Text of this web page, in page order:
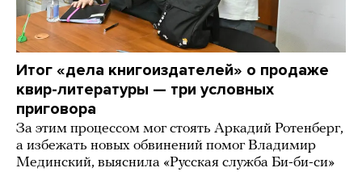
Итог «дела книгоиздателей» о продаже
квир-литературы — три условных
приговора
За этим процессом мог стоять Аркадий Ротенберг,
а избежать новых обвинений помог Владимир
Мединский, выяснила «Русская служба Би-би-си»